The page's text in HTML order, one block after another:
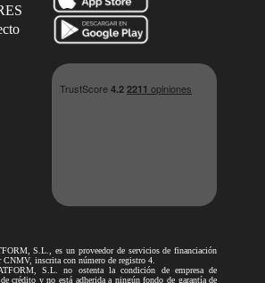
S.L., es un proveedor de servicios de financiación
inscrita con número de registro 4.
S.L. no ostenta la condición de empresa de
crédito y no está adherida a ningún fondo de garantía de